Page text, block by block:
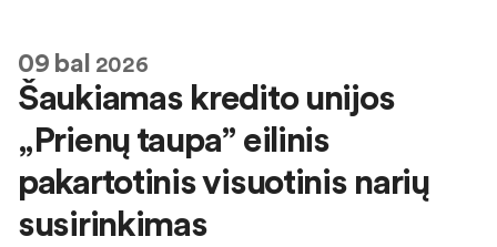
09bal 2026
Šaukiamas kredito unijos
„Prienų taupa” eilinis
pakartotinis visuotinis narių
susirinkimas